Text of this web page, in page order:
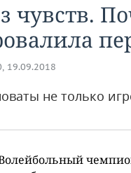
чувств.
19.09.2018
не только